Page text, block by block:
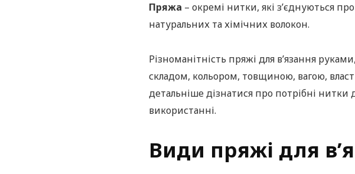
Пряжа – окремі нитки, які з’єднуються
натуральних та хімічних волокон.
Різноманітність пряжі для в’язання
складом, кольором, товщиною, вагою,
детальніше дізнатися про потрібні нитки
використанні.
Види пряжі для